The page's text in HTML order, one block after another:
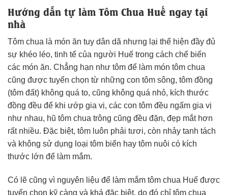
Hướng dẫn tự làm Tôm Chua Huế ngay tại
nhà
Tôm chua là món ăn tuy dân dã nhưng lại thể hiện đầy đủ
sự khéo léo, tinh tế của người Huế trong cách chế biến
các món ăn. Chẳng hạn như tôm để làm món tôm chua
cũng được tuyển chọn từ những con tôm sông, tôm đồng
(tôm đất) không quá to, cũng không quá nhỏ, kích thước
đồng đều để khi ướp gia vị, các con tôm đều ngấm gia vị
như nhau, hũ tôm chua trông cũng đều đặn, đẹp mắt hơn
rất nhiều. Đặc biệt, tôm luôn phải tươi, còn nhảy tanh tách
và không sử dụng loại tôm biển hay tôm nuôi có kích
thước lớn để làm mắm.
Có lẽ cũng vì nguyên liệu để làm mắm tôm chua Huế được
tuyển chọn kỹ càng và khá đặc biệt, do đó chỉ tôm chua